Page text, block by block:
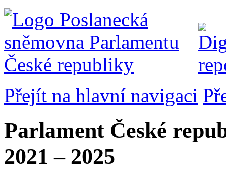
Přejít na hlavní navigaci
Parlament České
2021 – 2025